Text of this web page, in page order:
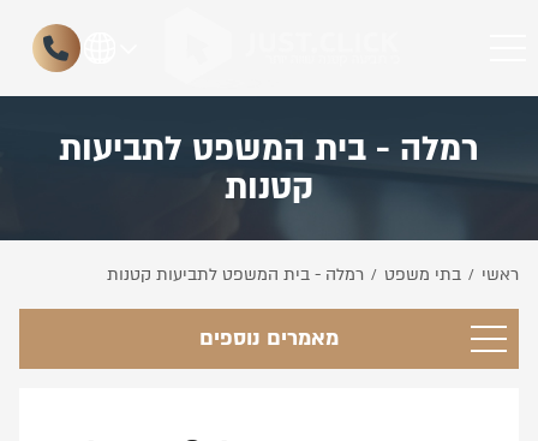
רמלה - בית המשפט לתביעות
קטנות
ראשי / בתי משפט / רמלה - בית המשפט לתביעות קטנות
מאמרים נוספים